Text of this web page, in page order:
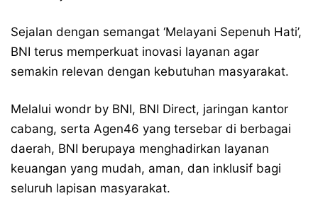
Sejalan dengan semangat ‘Melayani Sepenuh Hati’,
BNI terus memperkuat inovasi layanan agar
semakin relevan dengan kebutuhan masyarakat.
Melalui wondr by BNI, BNI Direct, jaringan kantor
cabang, serta Agen46 yang tersebar di berbagai
daerah, BNI berupaya menghadirkan layanan
keuangan yang mudah, aman, dan inklusif bagi
seluruh lapisan masyarakat.